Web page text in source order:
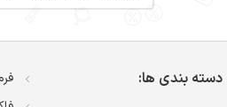
دسته بندی ها: